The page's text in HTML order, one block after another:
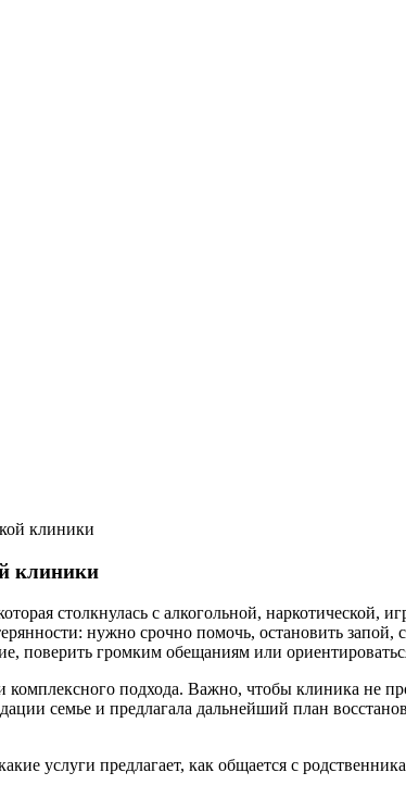
клиники
клиники
столкнулась с алкогольной, наркотической,
нужно срочно помочь, остановить запой,
поверить громким обещаниям или
подхода. Важно, чтобы клиника не
семье и предлагала дальнейший план
услуги предлагает, как общается с